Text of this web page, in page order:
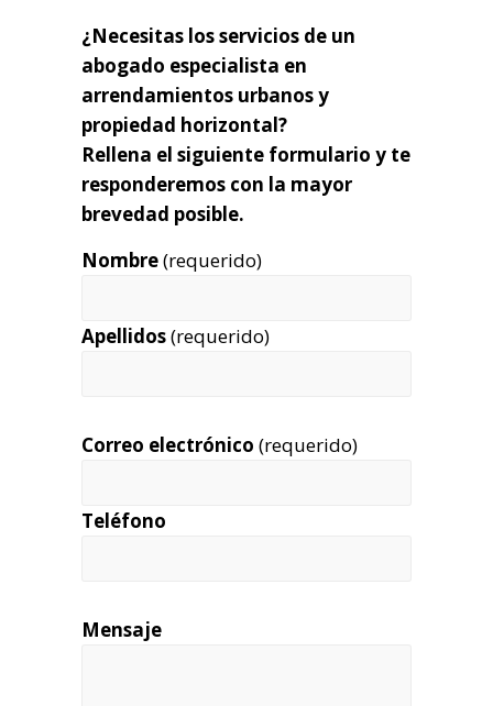
¿Necesitas los servicios de un
abogado especialista en
arrendamientos urbanos y
propiedad horizontal?
Rellena el siguiente formulario y te
responderemos con la mayor
brevedad posible.
Nombre(requerido)
Apellidos(requerido)
Correo electrónico (requerido)
Teléfono
Mensaje